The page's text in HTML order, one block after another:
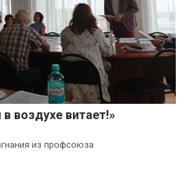
воздухе витает!»
из профсоюза